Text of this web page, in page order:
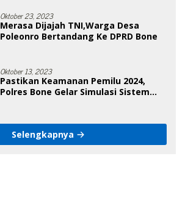
Oktober 23, 2023
Merasa Dijajah TNI,Warga Desa
Poleonro Bertandang Ke DPRD Bone
Oktober 13, 2023
Pastikan Keamanan Pemilu 2024,
Polres Bone Gelar Simulasi Sistem
Selengkapnya